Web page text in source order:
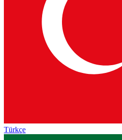
Türkçe